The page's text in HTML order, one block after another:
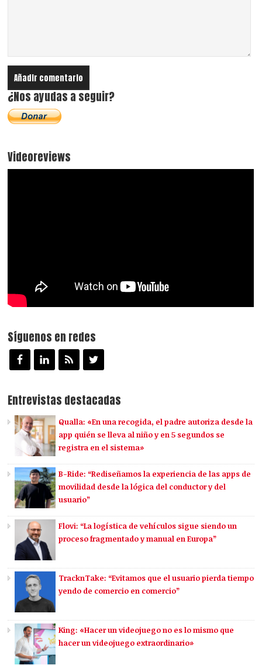
¿Nos ayudas a seguir?
Videoreviews
Síguenos en redes
Entrevistas destacadas
Qualla: «En una recogida, el padre autoriza desde la
app quién se lleva al niño y en 5 segundos se
registra en el sistema»
B-Ride: “Rediseñamos la experiencia de las apps de
movilidad desde la lógica del conductor y del
usuario”
Flovi: “La logística de vehículos sigue siendo un
proceso fragmentado y manual en Europa”
TracknTake: “Evitamos que el usuario pierda tiempo
yendo de comercio en comercio”
King: «Hacer un videojuego no es lo mismo que
hacer un videojuego extraordinario»